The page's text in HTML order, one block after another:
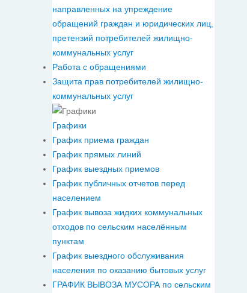
направленных на упреждение
обращений граждан и юридических лиц,
претензий потребителей жилищно-
коммунальных услуг
Работа с обращениями
Защита прав потребителей жилищно-
коммунальных услуг
Графики
График приема граждан
График прямых линий
График выездных приемов
График публичных отчетов перед
населением
График вывоза жидких коммунальных
отходов по сельским населённым
пунктам
График выездного обслуживания
населения по оказанию бытовых услуг
ГРАФИК ВЫВОЗА МУСОРА по сельским